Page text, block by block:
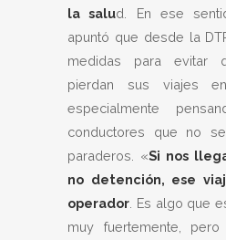
la salud. En ese
apuntó que desde la
medidas para evitar
pierdan sus viajes
especialmente
conductores que no
paraderos. «Si nos
no detención, ese
operador . Es algo que
muy fuertemente,